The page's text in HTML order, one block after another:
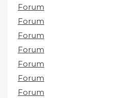
Forum
Forum
Forum
Forum
Forum
Forum
Forum